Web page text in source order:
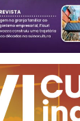
Jetibá (ES)